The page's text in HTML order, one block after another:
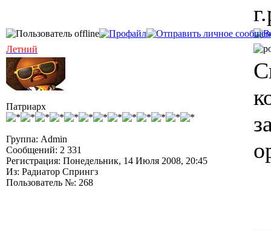
Летний
Патриарх
Группа: Admin
Сообщений: 2 331
Регистрация: Понедельник, 14 Июля 2008, 20:45
Из: Радиатор Спрингз
Пользователь №: 268